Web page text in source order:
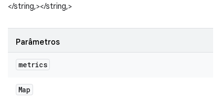
</string,></string,>
Parâmetros
metrics
Map